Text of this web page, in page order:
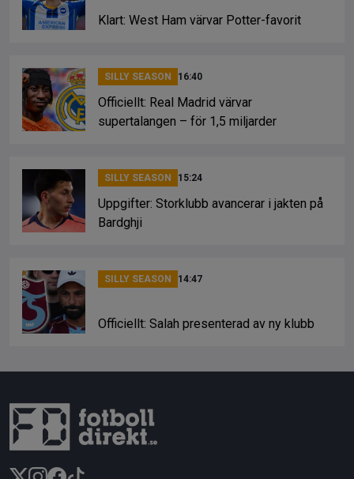
Klart: West Ham värvar Potter-favorit
SILLY SEASON 16:40
Officiellt: Real Madrid värvar
supertalangen – för 1,5 miljarder
SILLY SEASON 15:24
Uppgifter: Storklubb avancerar i jakten på
Bardghji
SILLY SEASON 14:47
Officiellt: Salah presenterad av ny klubb